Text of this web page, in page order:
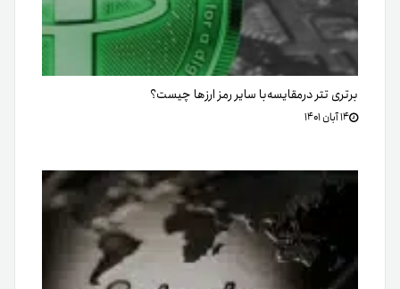
برتری تتر درمقایسه‌با سایر رمز ارزها چیست؟
۱۴ آبان ۱۴۰۱